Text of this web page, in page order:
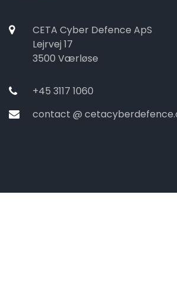
CETA Cyber Defence ApS
Lejrvej 17
3500 Værløse
+45 3117 1060
contact @